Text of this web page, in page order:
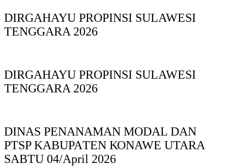
DIRGAHAYU PROPINSI SULAWESI
TENGGARA 2026
DIRGAHAYU PROPINSI SULAWESI
TENGGARA 2026
DINAS PΕΝΑΝΑΜAN MODAL DAN
PTSP KABUPAΤΕΝ ΚΟNAWE UTARA
SABTU 04/April 2026